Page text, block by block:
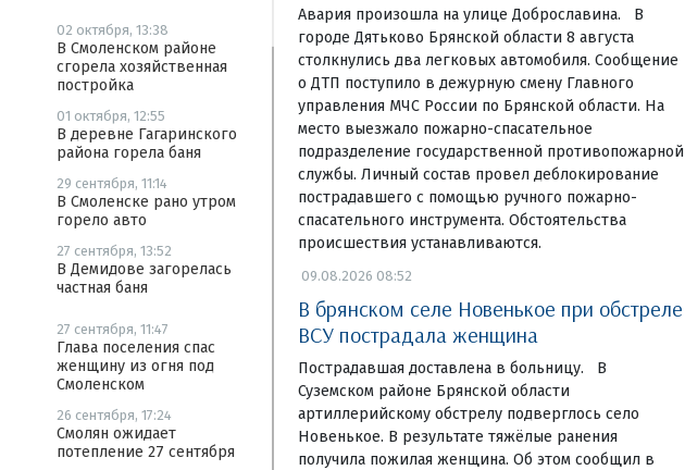
02 октября, 13:38
В Смоленском районе
сгорела хозяйственная
постройка
01 октября, 12:55
В деревне Гагаринского
района горела баня
29 сентября, 11:14
В Смоленске рано утром
горело авто
27 сентября, 13:52
В Демидове загорелась
частная баня
27 сентября, 11:47
Глава поселения спас
женщину из огня под
Смоленском
26 сентября, 17:24
Смолян ожидает
потепление 27 сентября
Авария произошла на улице Доброславина. В
городе Дятьково Брянской области 8 августа
столкнулись два легковых автомобиля. Сообщение
о ДТП поступило в дежурную смену Главного
управления МЧС России по Брянской области. На
место выезжало пожарно-спасательное
подразделение государственной противопожарной
службы. Личный состав провел деблокирование
пострадавшего с помощью ручного пожарно-
спасательного инструмента. Обстоятельства
происшествия устанавливаются.
09.08.2026 08:52
В брянском селе Новенькое при обстреле
ВСУ пострадала женщина
Пострадавшая доставлена в больницу. В
Суземском районе Брянской области
артиллерийскому обстрелу подверглось село
Новенькое. В результате тяжёлые ранения
получила пожилая женщина. Об этом сообщил в